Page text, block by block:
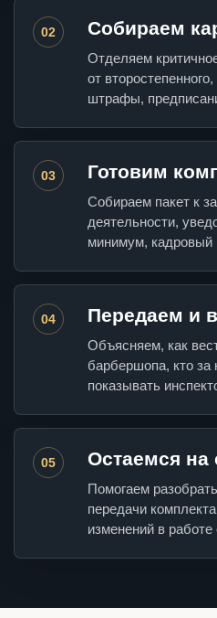
02 Собираем
Отделяем
от
штрафы,
03 Готовим
Собираем пакет к
деятельности,
минимум, кадровый
04 Передаем и
Объясняем, как
барбершопа, кто за
показывать
05 Остаемся на
Помогаем
передачи
изменений в работе